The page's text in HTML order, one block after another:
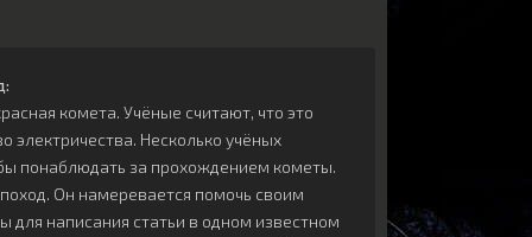
:
комета. Учёные считают, что это
электричества. Несколько учёных
понаблюдать за прохождением кометы.
Он намеревается помочь своим
для написания статьи в одном известном